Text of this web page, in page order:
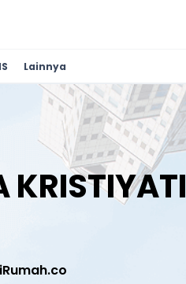
Lainnya
KRISTIYATI